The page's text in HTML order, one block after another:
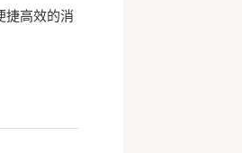
捷高效的消